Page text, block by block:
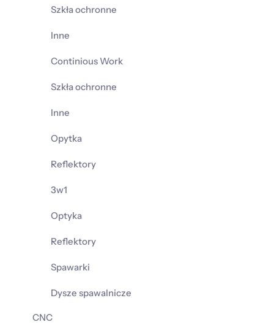
Szkła ochronne
Inne
Continious Work
Szkła ochronne
Inne
Opytka
Reflektory
3w1
Optyka
Reflektory
Spawarki
Dysze spawalnicze
CNC